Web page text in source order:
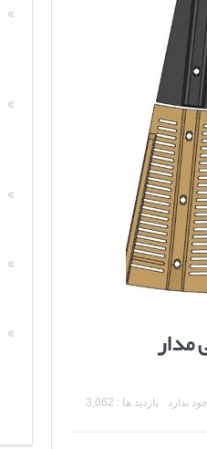
مدار
ندارد
بازدید ها : 3,062